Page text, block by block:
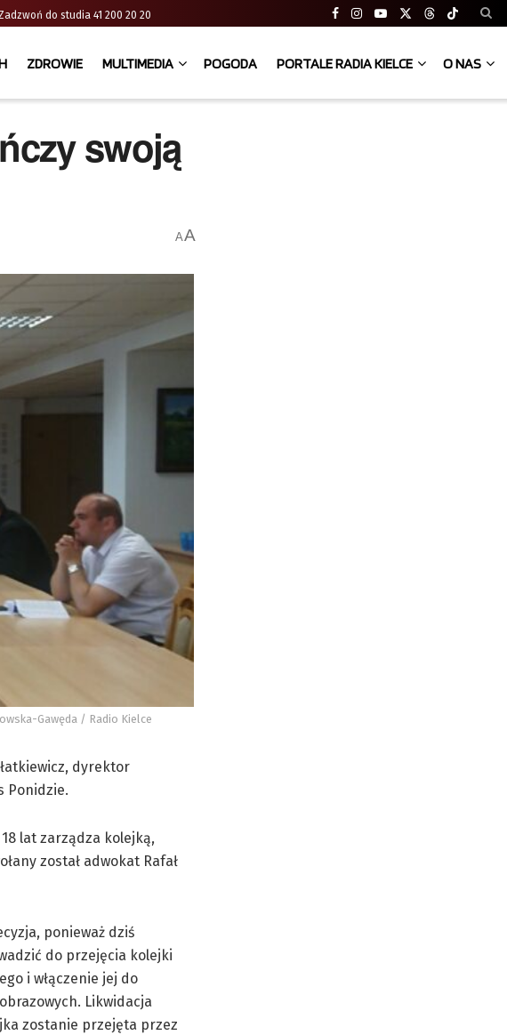
do studia 41 200 20 20
ZDROWIE MULTIMEDIA POGODA PORTALE RADIA KIELCE O NAS
swoją
AA
Gawęda / Radio Kielce
dyrektor
Ponidzie.
lat zarządza kolejką,
został adwokat Rafał
ponieważ dziś
do przejęcia kolejki
i włączenie jej do
Likwidacja
zostanie przejęta przez